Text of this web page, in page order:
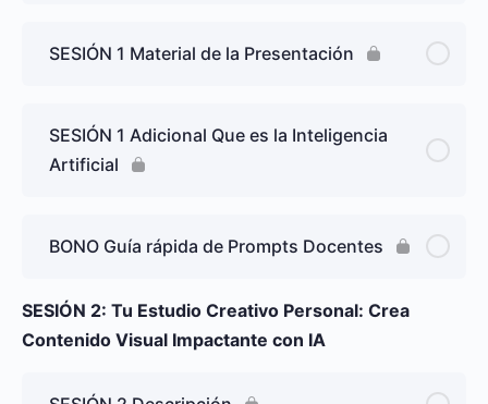
SESIÓN 1 Material de la Presentación
SESIÓN 1 Adicional Que es la Inteligencia
Artificial
BONO Guía rápida de Prompts Docentes
SESIÓN 2: Tu Estudio Creativo Personal: Crea
Contenido Visual Impactante con IA